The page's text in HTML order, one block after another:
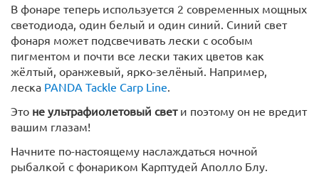
В фонаре теперь используется 2 современных мощных
светодиода, один белый и один синий. Синий свет
фонаря может подсвечивать лески с особым
пигментом и почти все лески таких цветов как
жёлтый, оранжевый, ярко-зелёный. Например,
леска PANDA Tackle Carp Line
Это не ультрафиолетовый свети поэтому он не вредит
вашим глазам!
Начните по-настоящему наслаждаться ночной
рыбалкой с фонариком Карптудей Аполло Блу.